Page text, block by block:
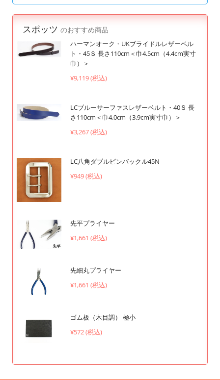
スポッツ のおすすめ商品
ハーマンオーク・UKブライドルレザーベル
ト・45Ｓ 長さ110cm＜巾4.5cm（4.4cm実寸
巾）＞
¥9,119 (税込)
LCブルーサーファスレザーベルト・40Ｓ 長
さ110cm＜巾4.0cm（3.9cm実寸巾）＞
¥3,267 (税込)
LC八角ダブルピンバックル45N
¥949 (税込)
先平プライヤー
¥1,661 (税込)
先細丸プライヤー
¥1,661 (税込)
ゴム板（木目調） 極小
¥572 (税込)